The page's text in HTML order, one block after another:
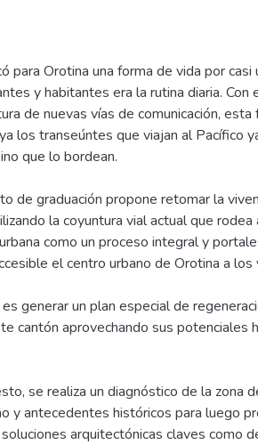
para Orotina una forma de vida por casi
y habitantes era la rutina diaria. Con
de nuevas vías de comunicación,
los transeúntes que viajan al Pacífico
que lo bordean.
de graduación propone retomar la
la coyuntura vial actual que
como un proceso integral y
el centro urbano de Orotina a los
generar un plan especial de
cantón aprovechando sus potenciales
se realiza un diagnóstico de la zona
y antecedentes históricos para luego
arquitectónicas claves como